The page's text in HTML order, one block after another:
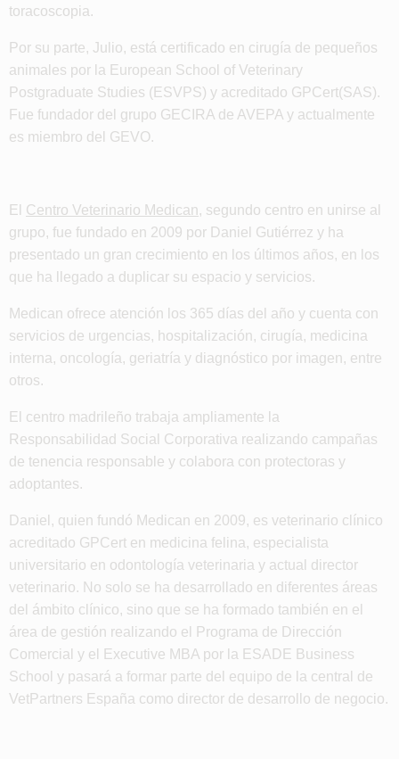
toracoscopia.
Por su parte, Julio, está certificado en cirugía de pequeños
animales por la European School of Veterinary
Postgraduate Studies (ESVPS) y acreditado GPCert(SAS).
Fue fundador del grupo GECIRA de AVEPA y actualmente
es miembro del GEVO.
El Centro Veterinario Medican , segundo centro en unirse al
grupo, fue fundado en 2009 por Daniel Gutiérrez y ha
presentado un gran crecimiento en los últimos años, en los
que ha llegado a duplicar su espacio y servicios.
Medican ofrece atención los 365 días del año y cuenta con
servicios de urgencias, hospitalización, cirugía, medicina
interna, oncología, geriatría y diagnóstico por imagen, entre
otros.
El centro madrileño trabaja ampliamente la
Responsabilidad Social Corporativa realizando campañas
de tenencia responsable y colabora con protectoras y
adoptantes.
Daniel, quien fundó Medican en 2009, es veterinario clínico
acreditado GPCert en medicina felina, especialista
universitario en odontología veterinaria y actual director
veterinario. No solo se ha desarrollado en diferentes áreas
del ámbito clínico, sino que se ha formado también en el
área de gestión realizando el Programa de Dirección
Comercial y el Executive MBA por la ESADE Business
School y pasará a formar parte del equipo de la central de
VetPartners España como director de desarrollo de negocio.